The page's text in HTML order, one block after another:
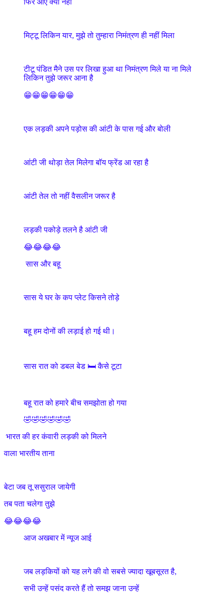
मिट्टू लिकिन यार, मुझे तो तुम्हारा निमंत्रण ही नहीं मिला
टीटू पंडित मैने उस पर लिखा हुआ था निमंत्रण मिले या ना मिले
लिकिन तुझे जरूर आना है
😁😁😁😁😁😁
एक लड़की अपने पड़ोस की आंटी के पास गई और बोली
आंटी जी थोड़ा तेल मिलेगा बॉय फ्रेंड आ रहा है
आंटी तेल तो नहीं वैसलीन जरूर है
लड़की पकोड़े तलने है आंटी जी
😂😂😂😂
सास और बहू
सास ये घर के कप प्लेट किसने तोड़े
बहू हम दोनों की लड़ाई हो गई थी।
सास रात को डबल बेड 🛏️ कैसे टूटा
बहू रात को हमारे बीच समझोता हो गया
🤣🤣🤣🤣🤣🤣
भारत की हर कंवारी लड़की को मिलने
वाला भारतीय ताना
बेटा जब तू ससुराल जायेगी
तब पता चलेगा तुझे
😂😂😂😂
आज अखबार में न्यूज आई
जब लड़कियों को यह लगे की वो सबसे ज्यादा खूबसूरत है,
सभी उन्हें पसंद करते हैं तो समझ जाना उन्हें